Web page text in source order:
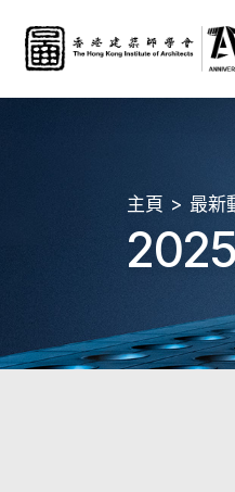
主頁 最新